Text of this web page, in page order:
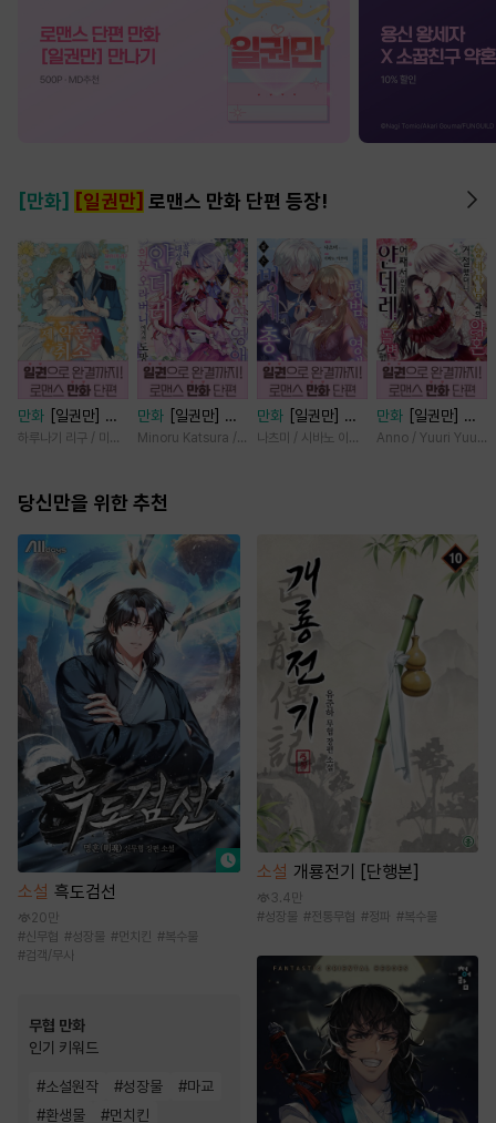
[만화] [일권만] 로맨스 만화 단편 등장!
만화
[일권만] 제
약혼은 취소되었습
하루나기 리구 / 미즈메
만화
[일권만] 기
억상실 악역 영애
니에게서 도망칠
본]
Minoru Katsura / Mizune
만화
[일권만] 모
든 것을 포기한 평
나츠미 / 시바노 이즈미
만화
[일권만] 왕
태자님과의 약혼을
Anno / Yuuri
당신만을 위한 추천
소설 흑도검선
20만
#신무협 #성장물 #먼치킨 #복수물
#검객/무사
무협 만화
인기 키워드
#소설원작 #성장물 #마교
#환생물 #먼치킨
소설 개룡전기 [단행본]
3.4만
#성장물 #전통무협 #정파 #복수물